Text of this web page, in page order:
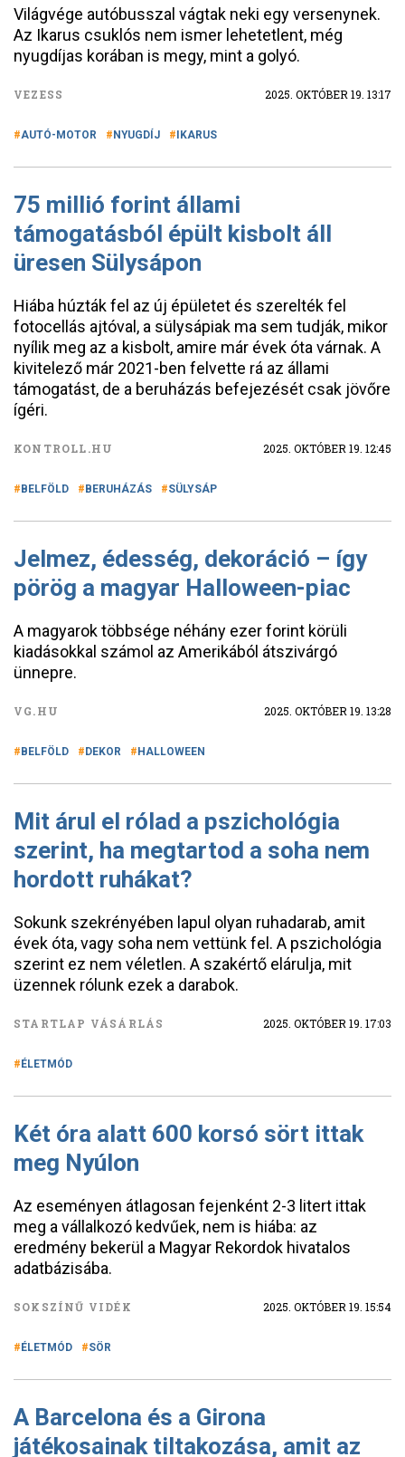
Világvége autóbusszal vágtak neki egy versenynek.
Az Ikarus csuklós nem ismer lehetetlent, még
nyugdíjas korában is megy, mint a golyó.
VEZESS 2025. OKTÓBER 19. 13:17
AUTÓ-MOTOR NYUGDÍJ IKARUS
75 millió forint állami
támogatásból épült kisbolt áll
üresen Sülysápon
Hiába húzták fel az új épületet és szerelték fel
fotocellás ajtóval, a sülysápiak ma sem tudják, mikor
nyílik meg az a kisbolt, amire már évek óta várnak. A
kivitelező már 2021-ben felvette rá az állami
támogatást, de a beruházás befejezését csak jövőre
ígéri.
KONTROLL.HU 2025. OKTÓBER 19. 12:45
BELFÖLD BERUHÁZÁS SÜLYSÁP
Jelmez, édesség, dekoráció – így
pörög a magyar Halloween-piac
A magyarok többsége néhány ezer forint körüli
kiadásokkal számol az Amerikából átszivárgó
ünnepre.
VG.HU 2025. OKTÓBER 19. 13:28
BELFÖLD DEKOR HALLOWEEN
Mit árul el rólad a pszichológia
szerint, ha megtartod a soha nem
hordott ruhákat?
Sokunk szekrényében lapul olyan ruhadarab, amit
évek óta, vagy soha nem vettünk fel. A pszichológia
szerint ez nem véletlen. A szakértő elárulja, mit
üzennek rólunk ezek a darabok.
STARTLAP VÁSÁRLÁS 2025. OKTÓBER 19. 17:03
ÉLETMÓD
Két óra alatt 600 korsó sört ittak
meg Nyúlon
Az eseményen átlagosan fejenként 2-3 litert ittak
meg a vállalkozó kedvűek, nem is hiába: az
eredmény bekerül a Magyar Rekordok hivatalos
adatbázisába.
SOKSZÍNŰ VIDÉK 2025. OKTÓBER 19. 15:54
ÉLETMÓD SÖR
A Barcelona és a Girona
játékosainak tiltakozása, amit az